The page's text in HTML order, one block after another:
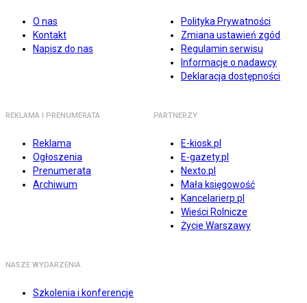
O nas
Kontakt
Napisz do nas
Polityka Prywatności
Zmiana ustawień zgód
Regulamin serwisu
Informacje o nadawcy
Deklaracja dostępności
REKLAMA I PRENUMERATA
Reklama
Ogłoszenia
Prenumerata
Archiwum
PARTNERZY
E-kiosk.pl
E-gazety.pl
Nexto.pl
Mała księgowość
Kancelarierp.pl
Wieści Rolnicze
Życie Warszawy
NASZE WYDARZENIA
Szkolenia i konferencje